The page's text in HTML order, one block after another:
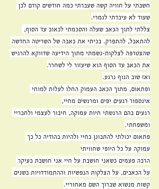
חשבתי על חוויה קשה שעברתי כמה חודשים קודם לכן
שעוד לא עיבדתי לגמרי.
צללתי לתוך הכאב שעלה והסכמתי לכאוב עד הסוף,
להתאבל, להתפרק. בכיתי את כאבה של השריטה החדשה
שהצטרפה לצלקות-נשמתי מתוך הידיעה שדווקא להרגיש
את הכאב עד הסוף הוא שיעזור לי לשחרר.
ואז שוב הגוף נרגע.
ופתאום, מתוך הכאב העמוק החלו לעלות למוחי
אינספור רגעים יפים ומרגשים מחיי,
רגעים בהם הרגשתי חיות עמוקה, חיבור לעצמי ולחבריי
ומשפחתי.
פתאום יכולתי להתבונן בחיי ולהיות בהודיה כל כך
עמוקה על כל היופי שחוויתי
הרבה פעמים כשאני חושבת על חיי אני חושבת בעיקר
על הכאבים, על הצלקות הנפשיות וההתמודדויות בשנים
קשות מנשוא שברוך השם מאחוריי.